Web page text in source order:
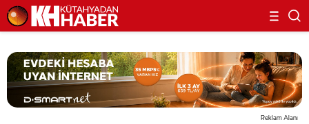
Reklam Alanı